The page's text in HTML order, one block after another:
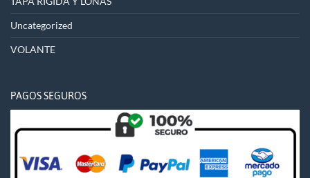
Uncategorized
VOLANTE
PAGOS SEGUROS